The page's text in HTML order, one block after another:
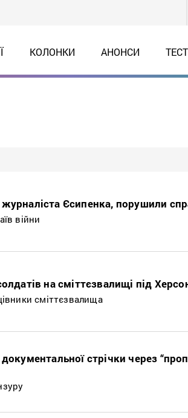
КОЛОНКИ АНОНСИ
Єсипенка, порушили
війни
на сміттєзвалищі під
сміттєзвалища
стрічки через